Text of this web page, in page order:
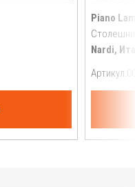
Piano
Nardi,
Артикул: